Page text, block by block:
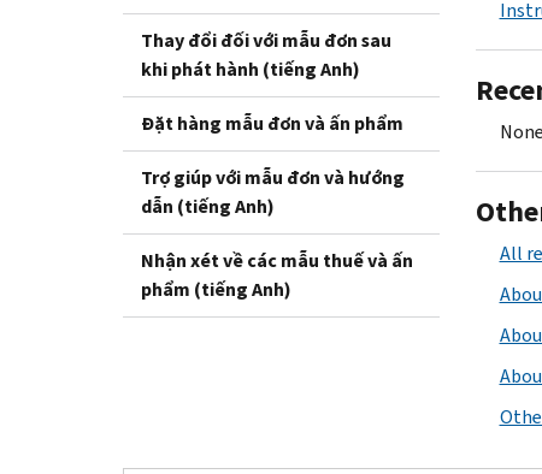
Thay đổi đối với mẫu đơn sau
khi phát hành (tiếng Anh)
Đặt hàng mẫu đơn và ấn phẩm
Trợ giúp với mẫu đơn và hướng
dẫn (tiếng Anh)
Nhận xét về các mẫu thuế và ấn
phẩm (tiếng Anh)
All